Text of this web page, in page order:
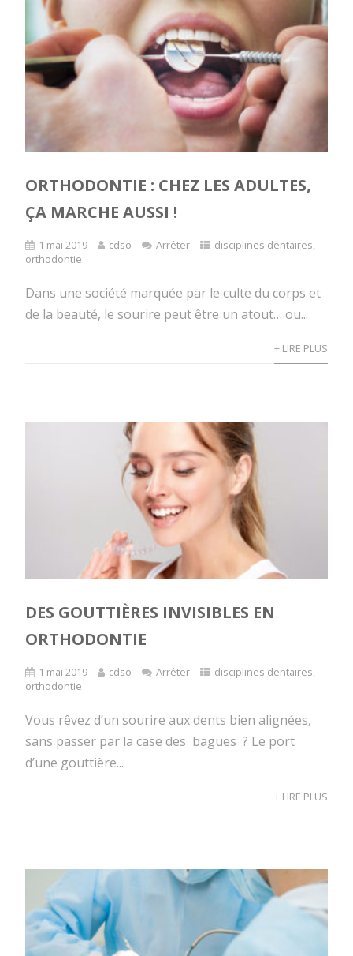
ORTHODONTIE : CHEZ LES ADULTES,
ÇA MARCHE AUSSI !
1 mai 2019 cdso Arrêter disciplines dentaires,
orthodontie
Dans une société marquée par le culte du corps et
de la beauté, le sourire peut être un atout… ou...
+ LIRE PLUS
DES GOUTTIÈRES INVISIBLES EN
ORTHODONTIE
1 mai 2019 cdso Arrêter disciplines dentaires,
orthodontie
Vous rêvez d’un sourire aux dents bien alignées,
sans passer par la case des bagues ? Le port
d’une gouttière...
+ LIRE PLUS